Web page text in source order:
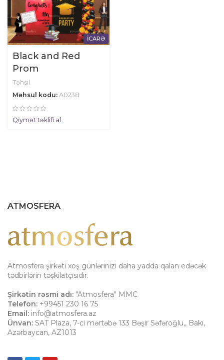
İCARƏ
Black and Red
Prom
Təhsil
Məhsul kodu: A0238
Qiymət təklifi al
ATMOSFERA
Atmosfera şirkəti xoş günlərinizi daha yadda qalan edəcək
tədbirlərin təşkilatçısıdır.
Şirkətin rəsmi adı: "Atmosfera" MMC
Telefon: +99451 230 16 75
Email: info@atmosfera.az
Ünvan: SAT Plaza, 7-ci mərtəbə 133 Bəşir Səfəroğlu,, Bakı,
Azərbaycan, AZ1013